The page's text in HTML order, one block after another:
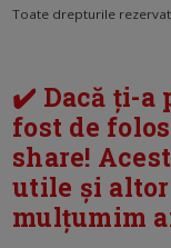
Toate drepturile
✔️ Dacă ți-a
fost de
share!
utile și
mulțumim